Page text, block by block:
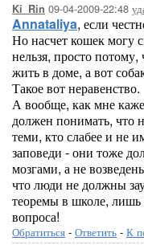
Ki_Rin 09-04-2009-22:48
Annataliya, если
Но насчет кошек могу
нельзя, просто
жить в доме, а вот
Такое вот неравенство.
А вообще, как мне
должен понимать, что
теми, кто слабее и не
заповеди - они тоже
мозгами, а не
что люди не должны
теоремы в школе, лишь
вопроса!
Обратиться - Ответить - К